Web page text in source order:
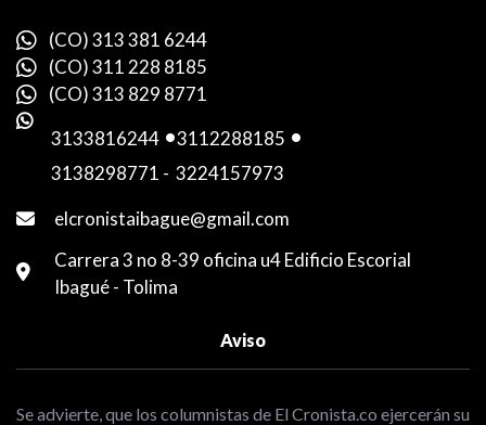
(CO) 313 381 6244
(CO) 311 228 8185
(CO) 313 829 8771
3133816244 -3112288185 -
3138298771 - 3224157973
elcronistaibague@gmail.com
Carrera 3 no 8-39 oficina u4 Edificio Escorial
Ibagué - Tolima
Aviso
Se advierte, que los columnistas de El Cronista.co ejercerán su